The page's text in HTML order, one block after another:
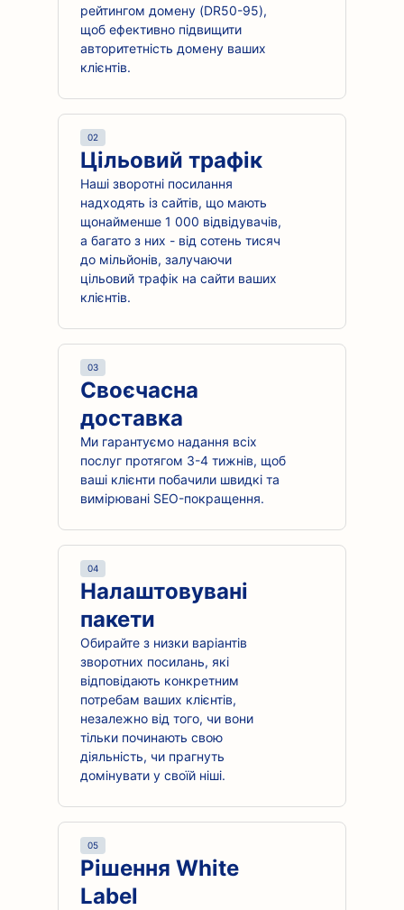
рейтингом домену (DR50-95),
щоб ефективно підвищити
авторитетність домену ваших
клієнтів.
02
Цільовий трафік
Наші зворотні посилання
надходять із сайтів, що мають
щонайменше 1 000 відвідувачів,
а багато з них - від сотень тисяч
до мільйонів, залучаючи
цільовий трафік на сайти ваших
клієнтів.
03
Своєчасна
доставка
Ми гарантуємо надання всіх
послуг протягом 3-4 тижнів, щоб
ваші клієнти побачили швидкі та
вимірювані SEO-покращення.
04
Налаштовувані
пакети
Обирайте з низки варіантів
зворотних посилань, які
відповідають конкретним
потребам ваших клієнтів,
незалежно від того, чи вони
тільки починають свою
діяльність, чи прагнуть
домінувати у своїй ніші.
05
Рішення White
Label